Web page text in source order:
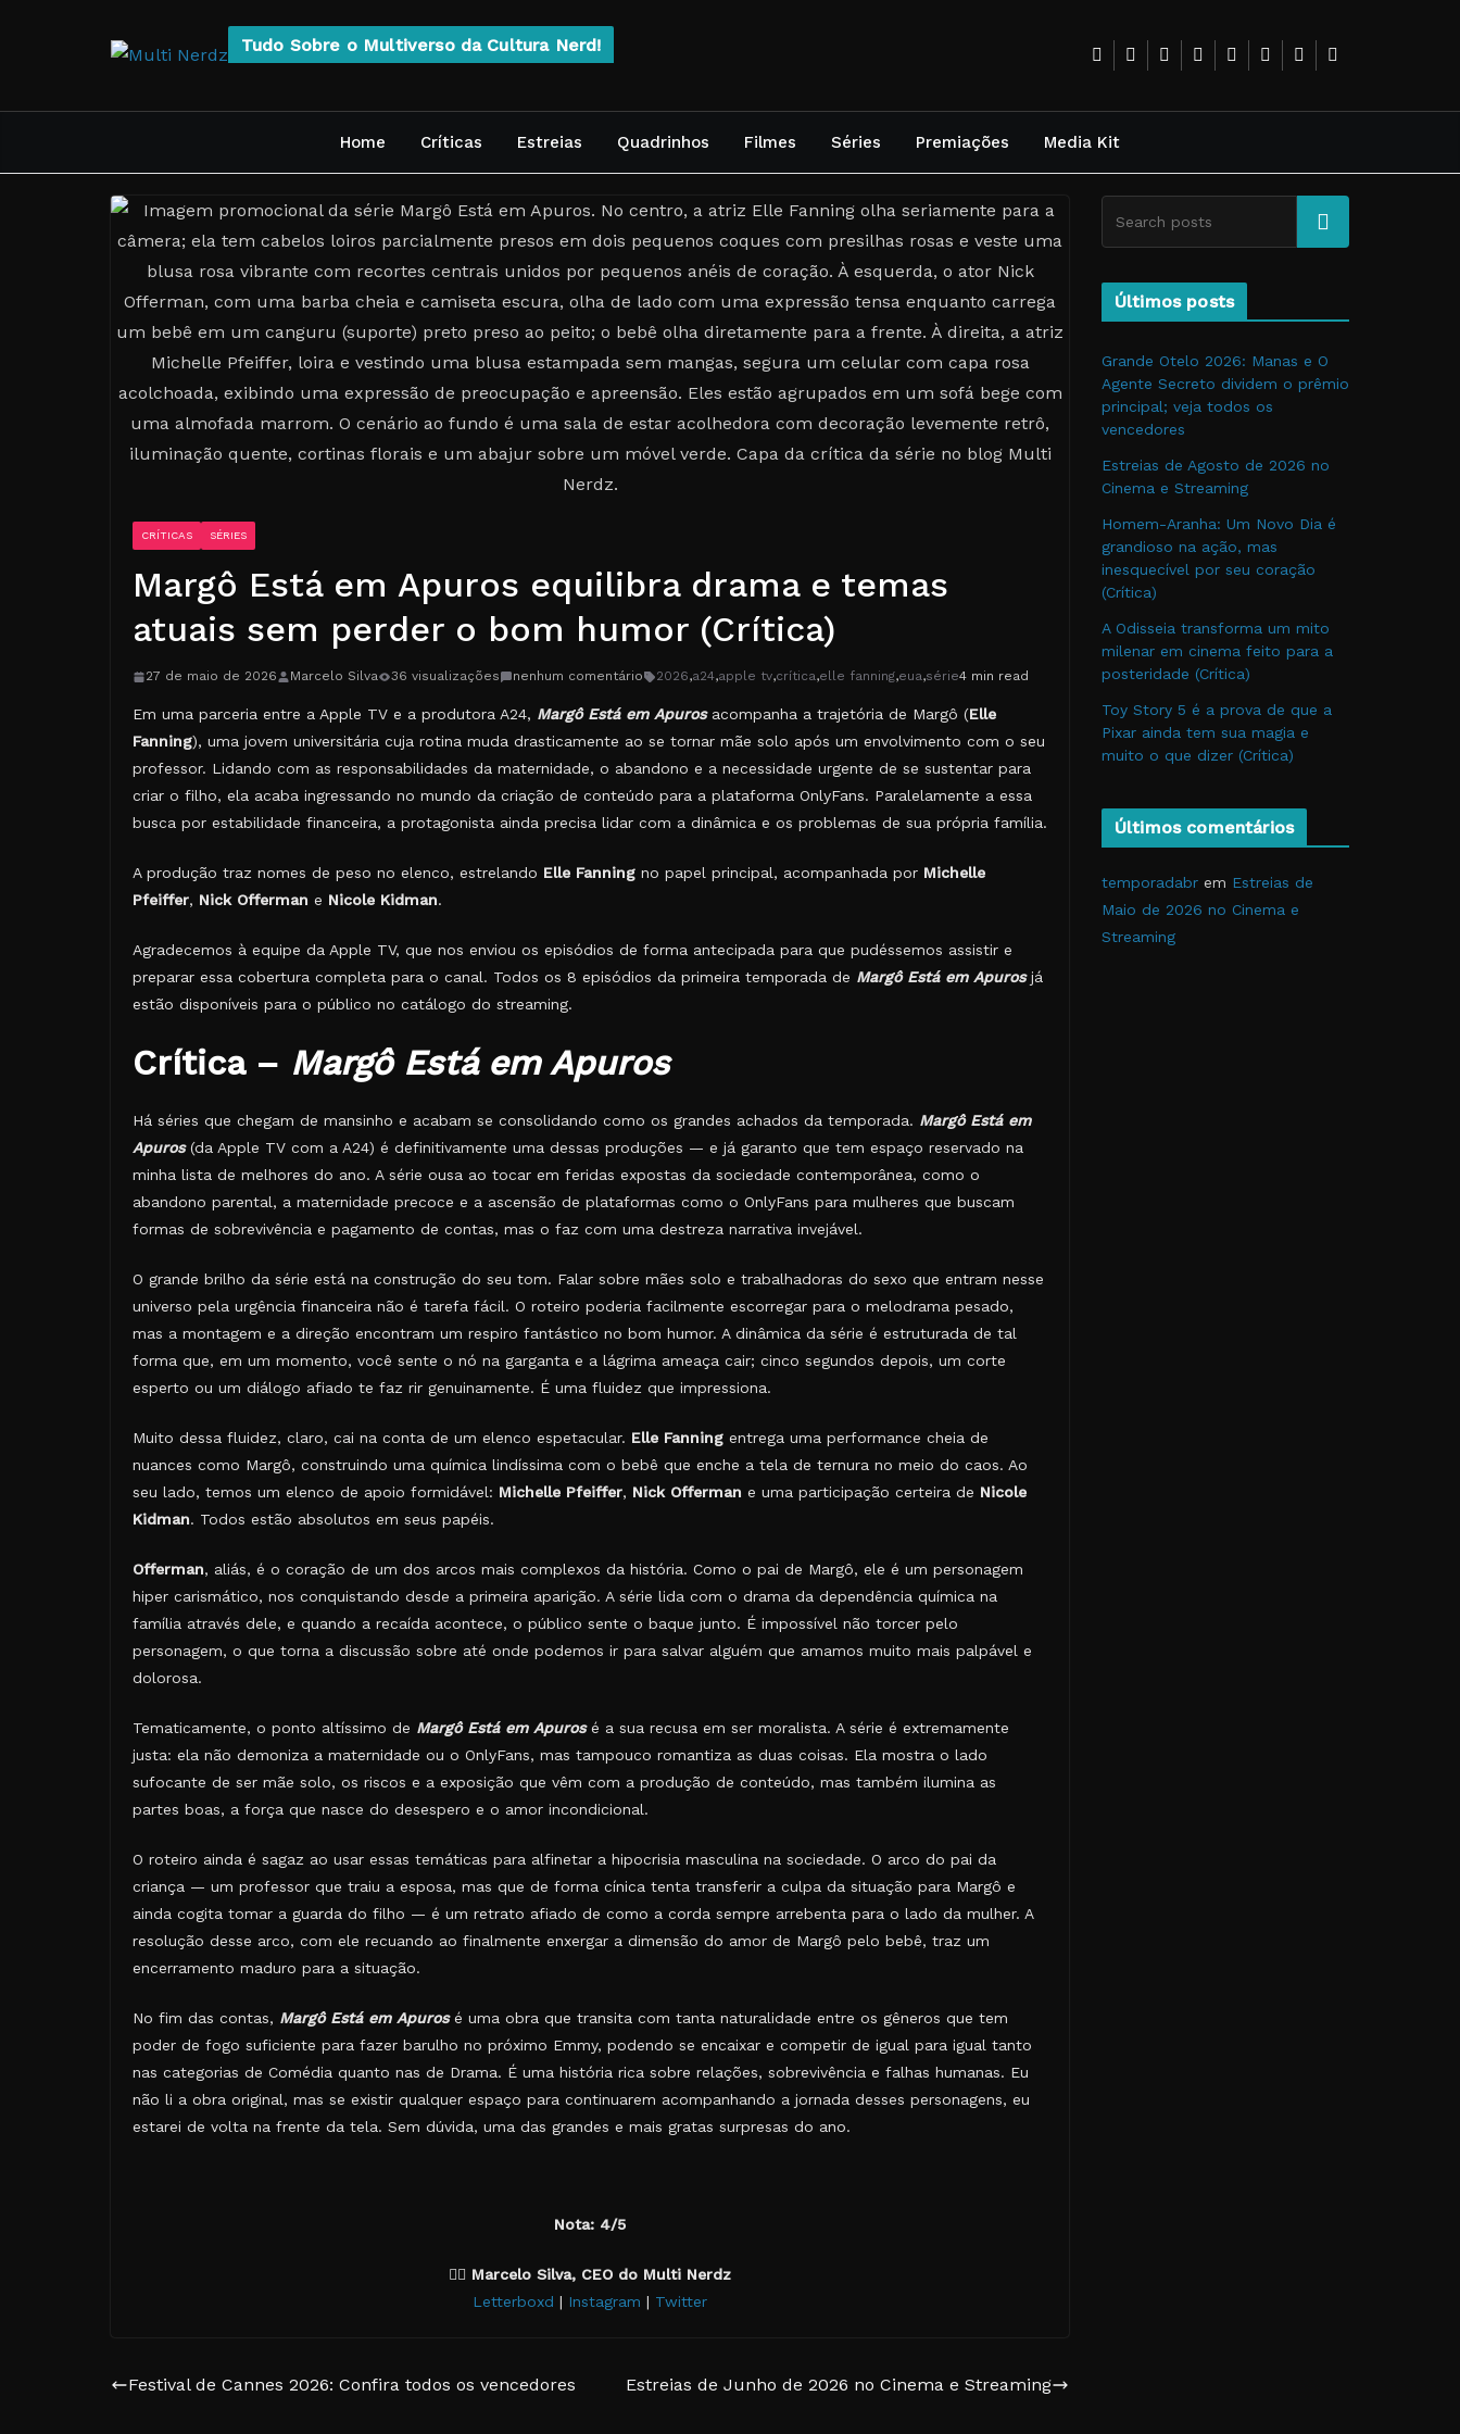
Tudo Sobre o Multiverso da Cultura Nerd!
Home Críticas Estreias Quadrinhos Filmes Séries Premiações Media Kit
CRÍTICAS SÉRIES
Margô Está em Apuros equilibra drama e temas
atuais sem perder o bom humor (Crítica)
27 de maio de 2026 Marcelo Silva 36 visualizações nenhum comentário 2026,a24,apple tv,crítica,elle fanning,eua,série4 min read
Em uma parceria entre a Apple TV e a produtora A24, Margô Está em Apurosacompanha a trajetória de Margô (Elle
Fanning), uma jovem universitária cuja rotina muda drasticamente ao se tornar mãe solo após um envolvimento com o seu
professor. Lidando com as responsabilidades da maternidade, o abandono e a necessidade urgente de se sustentar para
criar o filho, ela acaba ingressando no mundo da criação de conteúdo para a plataforma OnlyFans. Paralelamente a essa
busca por estabilidade financeira, a protagonista ainda precisa lidar com a dinâmica e os problemas de sua própria família.
A produção traz nomes de peso no elenco, estrelando Elle Fanning no papel principal, acompanhada por Michelle
Pfeiffer, Nick Offerman e Nicole Kidman.
Agradecemos à equipe da Apple TV, que nos enviou os episódios de forma antecipada para que pudéssemos assistir e
preparar essa cobertura completa para o canal. Todos os 8 episódios da primeira temporada de Margô Está em Apurosjá
estão disponíveis para o público no catálogo do streaming.
Crítica – Margô Está em Apuros
Há séries que chegam de mansinho e acabam se consolidando como os grandes achados da temporada. Margô Está em
Apuros(da Apple TV com a A24) é definitivamente uma dessas produções — e já garanto que tem espaço reservado na
minha lista de melhores do ano. A série ousa ao tocar em feridas expostas da sociedade contemporânea, como o
abandono parental, a maternidade precoce e a ascensão de plataformas como o OnlyFans para mulheres que buscam
formas de sobrevivência e pagamento de contas, mas o faz com uma destreza narrativa invejável.
O grande brilho da série está na construção do seu tom. Falar sobre mães solo e trabalhadoras do sexo que entram nesse
universo pela urgência financeira não é tarefa fácil. O roteiro poderia facilmente escorregar para o melodrama pesado,
mas a montagem e a direção encontram um respiro fantástico no bom humor. A dinâmica da série é estruturada de tal
forma que, em um momento, você sente o nó na garganta e a lágrima ameaça cair; cinco segundos depois, um corte
esperto ou um diálogo afiado te faz rir genuinamente. É uma fluidez que impressiona.
Muito dessa fluidez, claro, cai na conta de um elenco espetacular. Elle Fanning entrega uma performance cheia de
nuances como Margô, construindo uma química lindíssima com o bebê que enche a tela de ternura no meio do caos. Ao
seu lado, temos um elenco de apoio formidável: Michelle Pfeiffer, Nick Offerman e uma participação certeira de Nicole
Kidman. Todos estão absolutos em seus papéis.
Offerman, aliás, é o coração de um dos arcos mais complexos da história. Como o pai de Margô, ele é um personagem
hiper carismático, nos conquistando desde a primeira aparição. A série lida com o drama da dependência química na
família através dele, e quando a recaída acontece, o público sente o baque junto. É impossível não torcer pelo
personagem, o que torna a discussão sobre até onde podemos ir para salvar alguém que amamos muito mais palpável e
dolorosa.
Tematicamente, o ponto altíssimo de Margô Está em Apurosé a sua recusa em ser moralista. A série é extremamente
justa: ela não demoniza a maternidade ou o OnlyFans, mas tampouco romantiza as duas coisas. Ela mostra o lado
sufocante de ser mãe solo, os riscos e a exposição que vêm com a produção de conteúdo, mas também ilumina as
partes boas, a força que nasce do desespero e o amor incondicional.
O roteiro ainda é sagaz ao usar essas temáticas para alfinetar a hipocrisia masculina na sociedade. O arco do pai da
criança — um professor que traiu a esposa, mas que de forma cínica tenta transferir a culpa da situação para Margô e
ainda cogita tomar a guarda do filho — é um retrato afiado de como a corda sempre arrebenta para o lado da mulher. A
resolução desse arco, com ele recuando ao finalmente enxergar a dimensão do amor de Margô pelo bebê, traz um
encerramento maduro para a situação.
No fim das contas, Margô Está em Apurosé uma obra que transita com tanta naturalidade entre os gêneros que tem
poder de fogo suficiente para fazer barulho no próximo Emmy, podendo se encaixar e competir de igual para igual tanto
nas categorias de Comédia quanto nas de Drama. É uma história rica sobre relações, sobrevivência e falhas humanas. Eu
não li a obra original, mas se existir qualquer espaço para continuarem acompanhando a jornada desses personagens, eu
estarei de volta na frente da tela. Sem dúvida, uma das grandes e mais gratas surpresas do ano.
Nota: 4/5
✍🏽 Marcelo Silva, CEO do Multi Nerdz
Letterboxd | Instagram | Twitter
Festival de Cannes 2026: Confira todos os vencedores Estreias de Junho de 2026 no Cinema e Streaming
Pesquise
Últimos posts
Grande Otelo 2026: Manas e O
Agente Secreto dividem o prêmio
principal; veja todos os
vencedores
Estreias de Agosto de 2026 no
Cinema e Streaming
Homem-Aranha: Um Novo Dia é
grandioso na ação, mas
inesquecível por seu coração
(Crítica)
A Odisseia transforma um mito
milenar em cinema feito para a
posteridade (Crítica)
Toy Story 5 é a prova de que a
Pixar ainda tem sua magia e
muito o que dizer (Crítica)
Últimos comentários
temporadabr em Estreias de
Maio de 2026 no Cinema e
Streaming